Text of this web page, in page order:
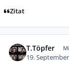
Zitat
T.Töpfer
19.